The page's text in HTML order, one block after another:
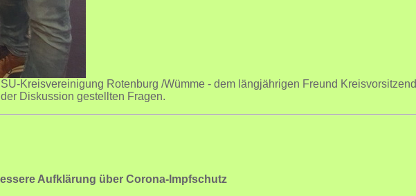
Kreisvereinigung Rotenburg /Wümme - dem längjährigen Freund
Diskussion gestellten Fragen.
Aufklärung über Corona-Impfschutz